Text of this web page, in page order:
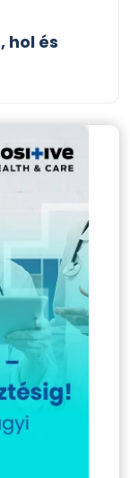
hol és